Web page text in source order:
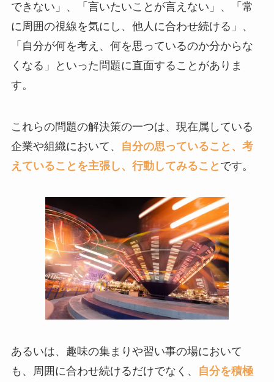
できない」、「言いたいことが言えない」、「常
に周囲の視線を気にし、他人に合わせ続ける」、
「自分が何を考え、何を思っているのか分からな
くなる」といった問題に直面することがありま
す。
これらの問題の解決策の一つは、現在属している
企業や組織において、
自分の思っていること、考
えていることを主張し、行動してみること です。
あるいは、趣味の集まりや習い事の場において
も、周囲に合わせ続けるだけでなく、
自分を積極